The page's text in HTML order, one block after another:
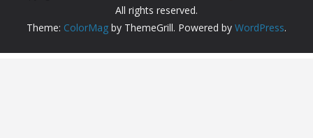
All rights reserved.
Theme: ColorMag by ThemeGrill. Powered by WordPress.